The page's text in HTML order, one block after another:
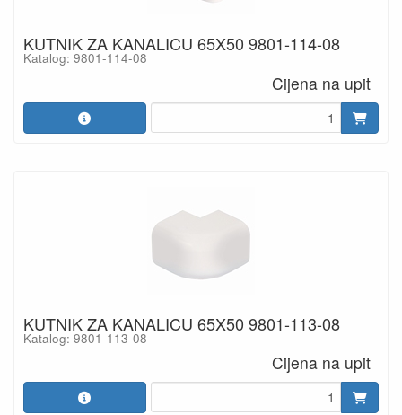
KUTNIK ZA KANALICU 65X50 9801-114-08
Katalog: 9801-114-08
Cijena na upit
KUTNIK ZA KANALICU 65X50 9801-113-08
Katalog: 9801-113-08
Cijena na upit